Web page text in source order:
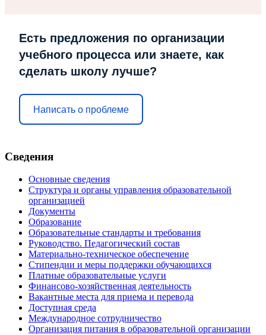
Есть предложения по организации
учебного процесса или знаете, как
сделать школу лучше?
Написать о проблеме
Сведения
Основные сведения
Структура и органы управления образовательной
организацией
Документы
Образование
Образовательные стандарты и требования
Руководство. Педагогический состав
Материально-техническое обеспечение
Стипендии и меры поддержки обучающихся
Платные образовательные услуги
Финансово-хозяйственная деятельность
Вакантные места для приема и перевода
Доступная среда
Международное сотрудничество
Организация питания в образовательной организации